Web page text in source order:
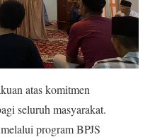
atas komitmen
seluruh masyarakat.
program BPJS